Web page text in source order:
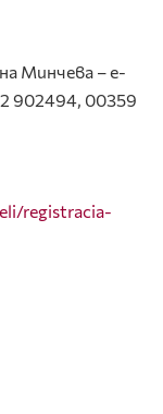
Минчева – e-
902494, 00359
registracia-